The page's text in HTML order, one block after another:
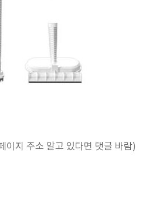
이지 주소 알고 있다면 댓글 바람)